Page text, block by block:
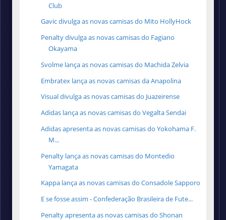
Club
Gavic divulga as novas camisas do Mito HollyHock
Penalty divulga as novas camisas do Fagiano
Okayama
Svolme lança as novas camisas do Machida Zelvia
Embratex lança as novas camisas da Anapolina
Visual divulga as novas camisas do Juazeirense
Adidas lança as novas camisas do Vegalta Sendai
Adidas apresenta as novas camisas do Yokohama F.
M...
Penalty lança as novas camisas do Montedio
Yamagata
Kappa lança as novas camisas do Consadole Sapporo
E se fosse assim - Confederação Brasileira de Fute...
Penalty apresenta as novas camisas do Shonan